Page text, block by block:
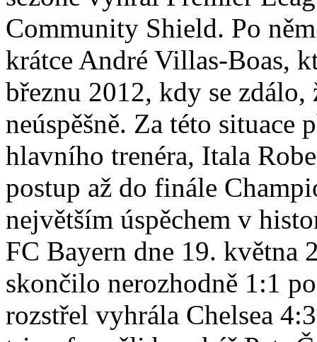
Community Shield. Po
krátce André Villas-Boas,
březnu 2012, kdy se zdálo,
neúspěšně. Za této situace
hlavního trenéra, Itala
postup až do finále
největším úspěchem v
FC Bayern dne 19. května
skončilo nerozhodně 1:1
rozstřel vyhrála Chelsea